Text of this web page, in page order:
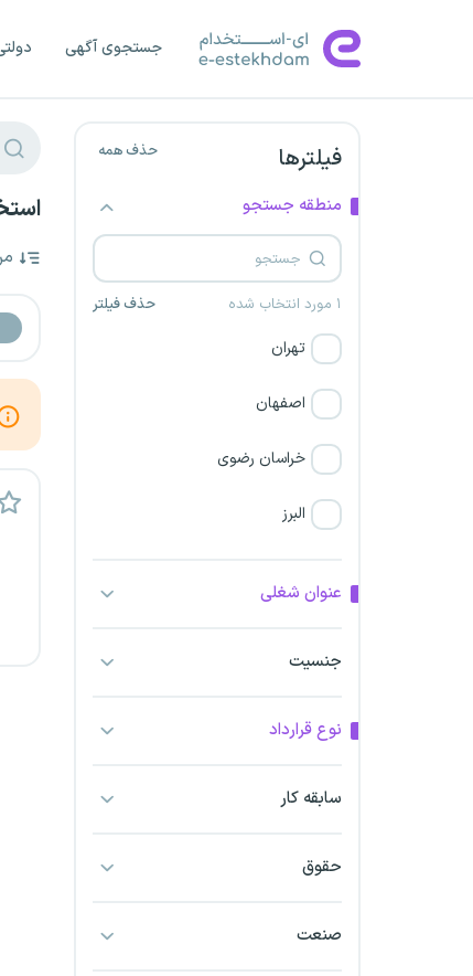
جستجوی آگهی
فیلترها حذف همه
منطقه جستجو
۱ مورد انتخاب شده حذف فیلتر
تهران
اصفهان
خراسان رضوی
البرز
اراک
اردبیل
عنوان شغلی
جنسیت
نوع قرارداد
سابقه کار
حقوق
صنعت